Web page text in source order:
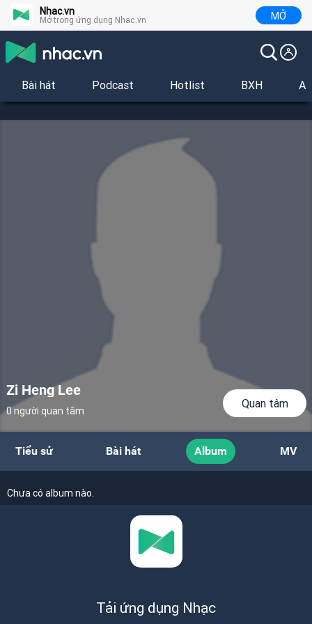
Nhac.vn
Mở trong ứng dụng Nhac.vn MỞ
Bài hát Podcast Hotlist BXH
Zi Heng Lee
0 người quan tâm
Quan tâm
Tiểu sử Bài hát Album MV
Chưa có album nào.
Tải ứng dụng Nhạc